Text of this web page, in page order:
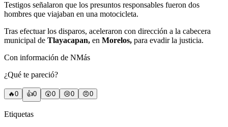
Testigos señalaron que los presuntos responsables fueron dos
hombres que viajaban en una motocicleta.
Tras efectuar los disparos, aceleraron con dirección a la cabecera
municipal de Tlayacapan, en Morelos, para evadir la justicia.
Con información de NMás
¿Qué te pareció?
🔥0 👍0 😲0 😢0 😠0
Etiquetas